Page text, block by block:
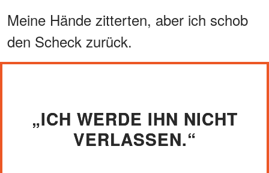
Meine Hände zitterten, aber ich schob
den Scheck zurück.
„ICH WERDE IHN NICHT
VERLASSEN.“